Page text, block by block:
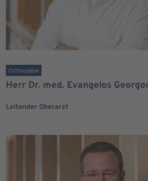
Orthopädie
Herr Dr. med. Evangelos
Leitender Oberarzt